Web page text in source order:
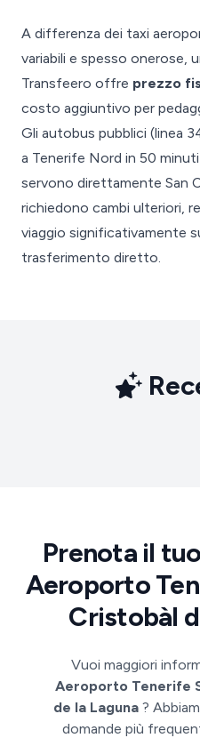
A differenza dei taxi
variabili e spesso onerose,
Transfeero offre prezzo
costo aggiuntivo per
Gli autobus pubblici (linea
a Tenerife Nord in 50
servono direttamente San
richiedono cambi ulteriori,
viaggio significativamente
trasferimento diretto.
Prenota il
Aeroporto
Cristobàl
Vuoi maggiori
Aeroporto Tenerife
de la Laguna ?
domande più